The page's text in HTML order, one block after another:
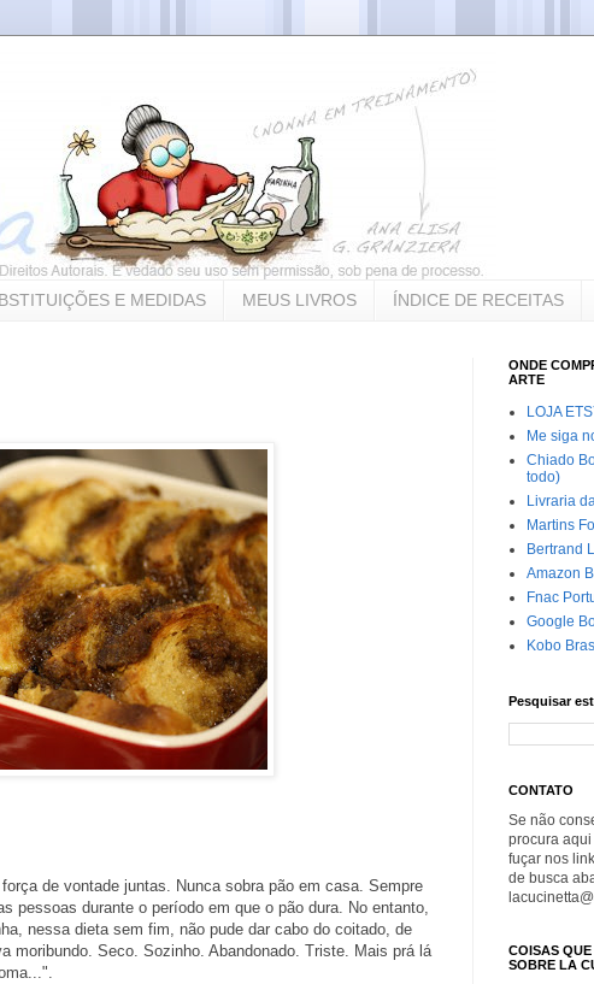
E MEDIDAS MEUS LIVROS ÍNDICE DE RECEITAS
de vontade juntas. Nunca sobra pão em casa. Sempre
pessoas durante o período em que o pão dura. No entanto,
nessa dieta sem fim, não pude dar cabo do coitado, de
moribundo. Seco. Sozinho. Abandonado. Triste. Mais prá lá
ONDE
ARTE
LOJA
Me siga
Chiado
todo)
Livraria
Martins
Bertrand
Amazon
Fnac
Google
Kobo
Pesquisar
CONTATO
Se não
procura
fuçar nos
de busca
COISAS
SOBRE LA